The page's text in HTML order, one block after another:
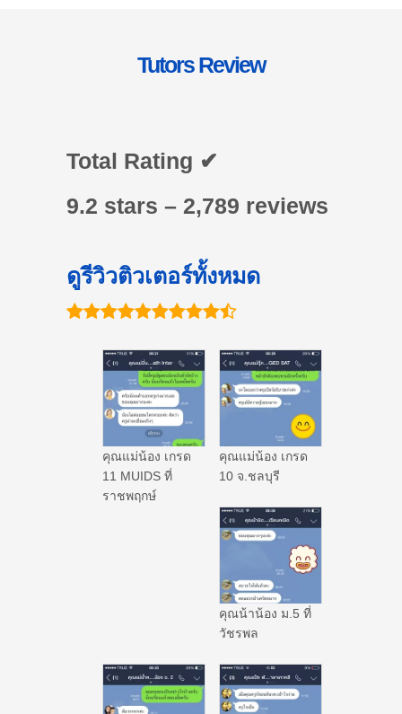
Tutors Review
Total Rating ✔
9.2 stars – 2,789 reviews
ดูรีวิวติวเตอร์ทั้งหมด
คุณแม่น้อง เกรด
11 MUIDS ที่
ราชพฤกษ์
คุณแม่น้อง เกรด
10 จ.ชลบุรี
คุณน้าน้อง ม.5 ที่
วัชรพล